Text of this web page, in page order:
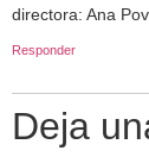
directora: Ana
Responder
Deja